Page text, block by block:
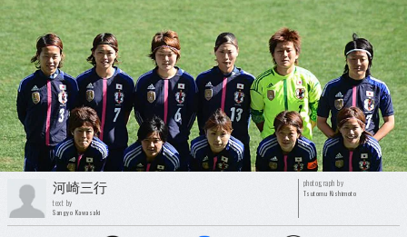
河崎三行
text by
Sangyo Kawasaki
photograph by
Tsutomu Kishimoto